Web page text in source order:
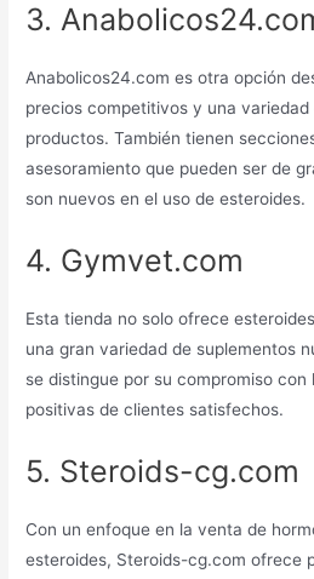
3.
Anabolicos24.com es otra opción
precios competitivos y una variedad
productos. También tienen
asesoramiento que pueden ser de
son nuevos en el uso de esteroides.
4. Gymvet.com
Esta tienda no solo ofrece
una gran variedad de suplementos
se distingue por su compromiso
positivas de clientes satisfechos.
5. Steroids-cg.com
Con un enfoque en la venta de
esteroides, Steroids-cg.com ofrece